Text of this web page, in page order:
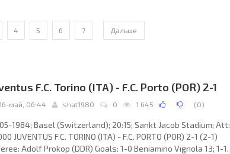
4 5 6 7 Дальше
F.C. Torino (ITA) - F.C. Porto (POR) 2-1
16-май, 06:44 shat1980 0 1 645 (0)
1984; Basel (Switzerland); 20:15; Sankt Jacob Stadium; Att:
JUVENTUS F.C. TORINO (ITA) - F.C. PORTO (POR) 2-1 (2-1)
Adolf Prokop (DDR) Goals: 1-0 Beniamino Vignola 13; 1-1